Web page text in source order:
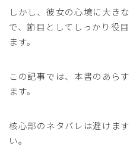
しかし、彼女の心境に大き
で、節目としてしっかり役
ます。
この記事では、本書のあら
ます。
核心部のネタバレは避けま
い。